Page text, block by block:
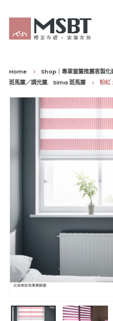
Home
Shop｜專業窗簾推薦客製化
斑馬簾／調光簾, Sima 斑馬簾 粉紅